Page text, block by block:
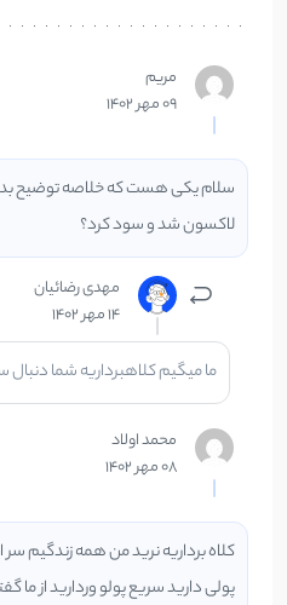
مریم
09 مهر 1402
سلام یکی هست که خلاصه توضیح بده
لاکسون شد و سود کرد؟
مهدی رضائیان
14 مهر 1402
ما میگیم کلاهبرداریه شما
محمد اولاد
08 مهر 1402
کلاه برداریه نرید من همه زندگیم سر
پولی دارید سریع پولو وردارید از ما